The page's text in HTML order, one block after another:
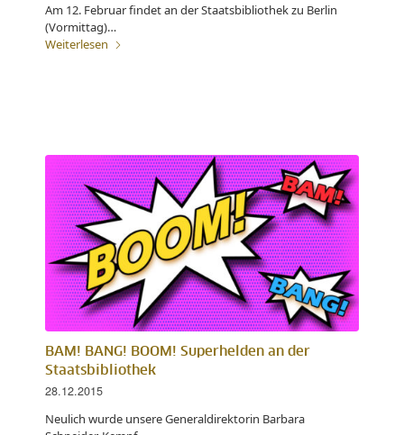
Am 12. Februar findet an der Staatsbibliothek zu Berlin
(Vormittag)…
Weiterlesen
BAM! BANG! BOOM! Superhelden an der
Staatsbibliothek
28.12.2015
Neulich wurde unsere Generaldirektorin Barbara